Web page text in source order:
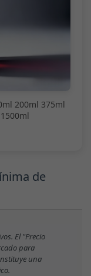
200ml 375ml
de
El "Precio
para
una